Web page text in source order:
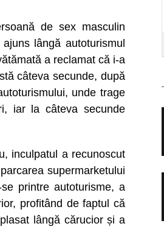
de sex masculin
lângă autoturismul
a reclamat că i-a
câteva secunde, după
unde trage
iar la câteva secunde
inculpatul a recunoscut
supermarketului
printre autoturisme, a
profitând de faptul că
lângă cărucior și a